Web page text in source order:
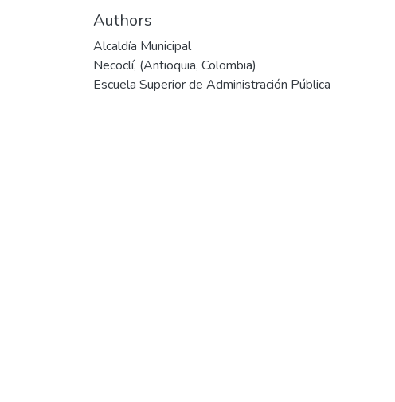
Authors
Alcaldía Municipal
Necoclí, (Antioquia, Colombia)
Escuela Superior de Administración Pública